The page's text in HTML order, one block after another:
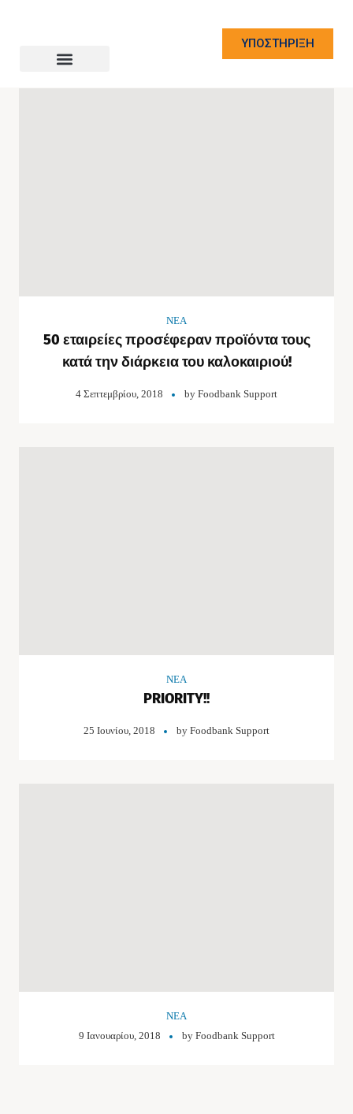
ΥΠΟΣΤΗΡΙΞΗ
NEA
50 εταιρείες προσέφεραν προϊόντα τους
κατά την διάρκεια του καλοκαιριού!
4 Σεπτεμβρίου, 2018 by Foodbank Support
NEA
PRIORITY!!
25 Ιουνίου, 2018 by Foodbank Support
NEA
9 Ιανουαρίου, 2018
by Foodbank Support